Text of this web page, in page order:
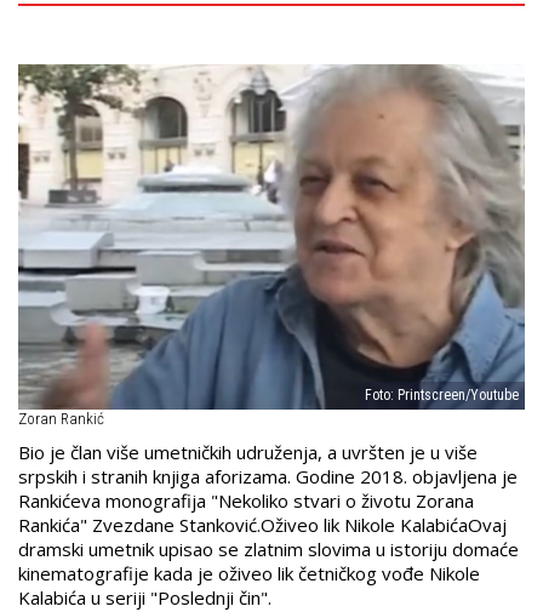
Foto: Printscreen/Youtube
Zoran Rankić
Bio je član više umetničkih udruženja, a uvršten je u više
srpskih i stranih knjiga aforizama. Godine 2018. objavljena je
Rankićeva monografija "Nekoliko stvari o životu Zorana
Rankića" Zvezdane Stanković.Oživeo lik Nikole KalabićaOvaj
dramski umetnik upisao se zlatnim slovima u istoriju domaće
kinematografije kada je oživeo lik četničkog vođe Nikole
Kalabića u seriji "Poslednji čin".